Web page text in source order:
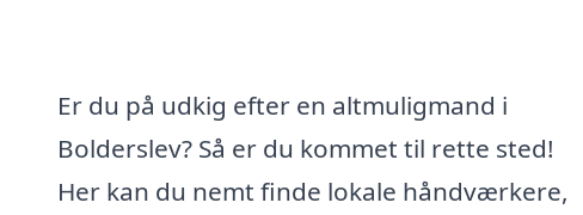
Er du på udkig efter en altmuligmand i
Bolderslev? Så er du kommet til rette sted!
Her kan du nemt finde lokale håndværkere,